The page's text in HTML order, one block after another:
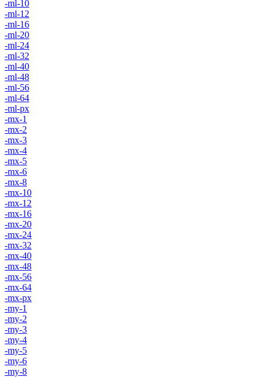
-ml-10
-ml-12
-ml-16
-ml-20
-ml-24
-ml-32
-ml-40
-ml-48
-ml-56
-ml-64
-ml-px
-mx-1
-mx-2
-mx-3
-mx-4
-mx-5
-mx-6
-mx-8
-mx-10
-mx-12
-mx-16
-mx-20
-mx-24
-mx-32
-mx-40
-mx-48
-mx-56
-mx-64
-mx-px
-my-1
-my-2
-my-3
-my-4
-my-5
-my-6
-my-8